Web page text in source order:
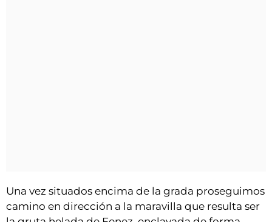
Una vez situados encima de la grada proseguimos
camino en dirección a la maravilla que resulta ser